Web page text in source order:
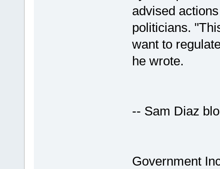
advised
politicians.
want to
he wrote.
-- Sam Diaz
Government